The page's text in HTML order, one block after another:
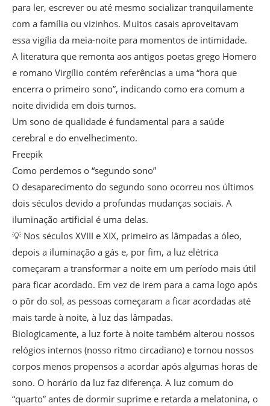
para ler, escrever ou até mesmo socializar tranquilamente
com a família ou vizinhos. Muitos casais aproveitavam
essa vigília da meia-noite para momentos de intimidade.
A literatura que remonta aos antigos poetas grego Homero
e romano Virgílio contém referências a uma “hora que
encerra o primeiro sono”, indicando como era comum a
noite dividida em dois turnos.
Um sono de qualidade é fundamental para a saúde
cerebral e do envelhecimento.
Freepik
Como perdemos o “segundo sono”
O desaparecimento do segundo sono ocorreu nos últimos
dois séculos devido a profundas mudanças sociais. A
iluminação artificial é uma delas.
💡 Nos séculos XVIII e XIX, primeiro as lâmpadas a óleo,
depois a iluminação a gás e, por fim, a luz elétrica
começaram a transformar a noite em um período mais útil
para ficar acordado. Em vez de irem para a cama logo após
o pôr do sol, as pessoas começaram a ficar acordadas até
mais tarde à noite, à luz das lâmpadas.
Biologicamente, a luz forte à noite também alterou nossos
relógios internos (nosso ritmo circadiano) e tornou nossos
corpos menos propensos a acordar após algumas horas de
sono. O horário da luz faz diferença. A luz comum do
“quarto” antes de dormir suprime e retarda a melatonina, o